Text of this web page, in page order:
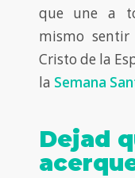
que une a
mismo
Cristo de la
la Semana
Dejad